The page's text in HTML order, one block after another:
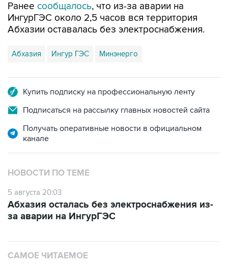
Ранее сообщалось, что из-за аварии на
ИнгурГЭС около 2,5 часов вся территория
Абхазии оставалась без электроснабжения.
Абхазия Ингур ГЭС Минэнерго
Купить подписку на профессиональную ленту
Подписаться на рассылку главных новостей сайта
Получать оперативные новости в официальном
канале
НОВОСТИ ПО ТЕМЕ
5 августа 20:03
Абхазия осталась без электроснабжения из-
за аварии на ИнгурГЭС
САМОЕ ЧИТАЕМОЕ